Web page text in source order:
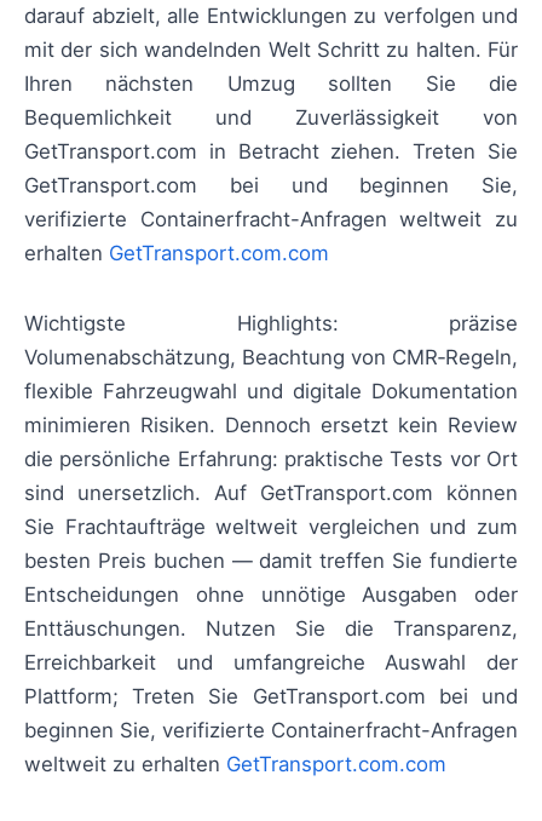
darauf abzielt, alle Entwicklungen zu verfolgen und
mit der sich wandelnden Welt Schritt zu halten. Für
Ihren nächsten Umzug sollten Sie die
Bequemlichkeit und Zuverlässigkeit von
GetTransport.com in Betracht ziehen. Treten Sie
GetTransport.com bei und beginnen Sie,
verifizierte Containerfracht-Anfragen weltweit zu
erhalten GetTransport.com.com
Wichtigste Highlights: präzise
Volumenabschätzung, Beachtung von CMR‑Regeln,
flexible Fahrzeugwahl und digitale Dokumentation
minimieren Risiken. Dennoch ersetzt kein Review
die persönliche Erfahrung: praktische Tests vor Ort
sind unersetzlich. Auf GetTransport.com können
Sie Frachtaufträge weltweit vergleichen und zum
besten Preis buchen — damit treffen Sie fundierte
Entscheidungen ohne unnötige Ausgaben oder
Enttäuschungen. Nutzen Sie die Transparenz,
Erreichbarkeit und umfangreiche Auswahl der
Plattform; Treten Sie GetTransport.com bei und
beginnen Sie, verifizierte Containerfracht-Anfragen
weltweit zu erhalten GetTransport.com.com